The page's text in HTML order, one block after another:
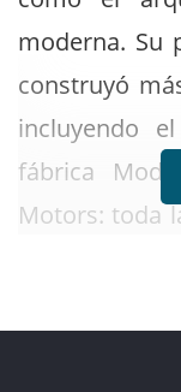
moderna. Su
construyó
incluyendo
fábrica
Motors: toda